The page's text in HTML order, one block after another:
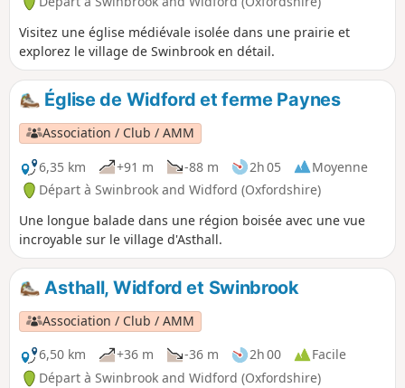
Visitez une église médiévale isolée dans une prairie et
explorez le village de Swinbrook en détail.
Église de Widford et ferme Paynes
Association / Club / AMM
6,35 km
+91 m -88 m 2h 05
Moyenne
Départ à Swinbrook and Widford (Oxfordshire)
Une longue balade dans une région boisée avec une vue
incroyable sur le village d'Asthall.
Asthall, Widford et Swinbrook
Association / Club / AMM
6,50 km
+36 m -36 m 2h 00
Facile
Départ à Swinbrook and Widford (Oxfordshire)